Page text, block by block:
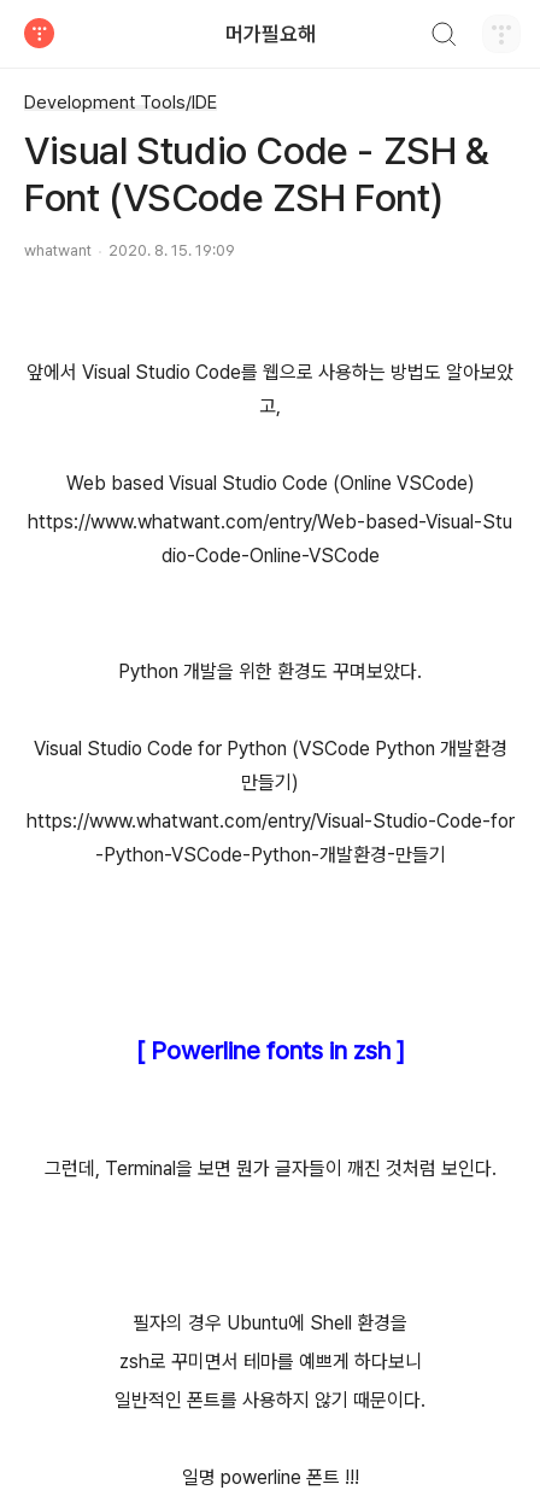
머가필요해
Development Tools/IDE
Visual Studio Code - ZSH &
Font (VSCode ZSH Font)
whatwant 2020. 8. 15. 19:09
앞에서 Visual Studio Code를 웹으로 사용하는 방법도 알아보았
고,
Web based Visual Studio Code (Online VSCode)
https://www.whatwant.com/entry/Web-based-Visual-Stu
dio-Code-Online-VSCode
Python 개발을 위한 환경도 꾸며보았다.
Visual Studio Code for Python (VSCode Python 개발환경
만들기)
https://www.whatwant.com/entry/Visual-Studio-Code-for
-Python-VSCode-Python-개발환경-만들기
[ Powerline fonts in zsh ]
그런데, Terminal을 보면 뭔가 글자들이 깨진 것처럼 보인다.
필자의 경우 Ubuntu에 Shell 환경을
zsh로 꾸미면서 테마를 예쁘게 하다보니
일반적인 폰트를 사용하지 않기 때문이다.
일명 powerline 폰트 !!!